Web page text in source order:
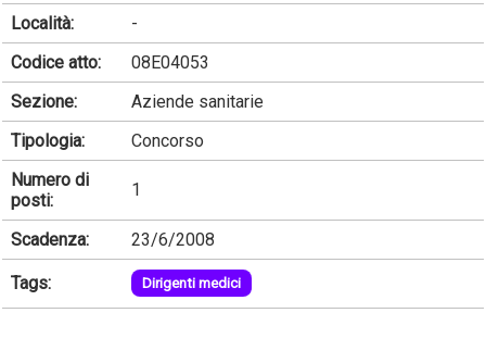
Località:
-
Codice atto:
08E04053
Sezione:
Aziende sanitarie
Tipologia:
Concorso
Numero di
posti:
1
Scadenza: 23/6/2008
Tags: Dirigenti medici